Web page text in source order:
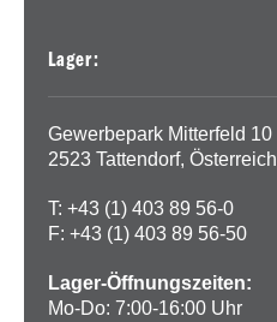
Lager:
Gewerbepark Mitterfeld 10
2523 Tattendorf, Österreich
T: +43 (1) 403 89 56-0
F: +43 (1) 403 89 56-50
Lager-Öffnungszeiten:
Mo-Do: 7:00-16:00 Uhr